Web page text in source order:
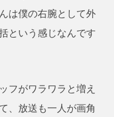
は僕の右腕として外
という感じなんです
フがワラワラと増え
、放送も一人が画角